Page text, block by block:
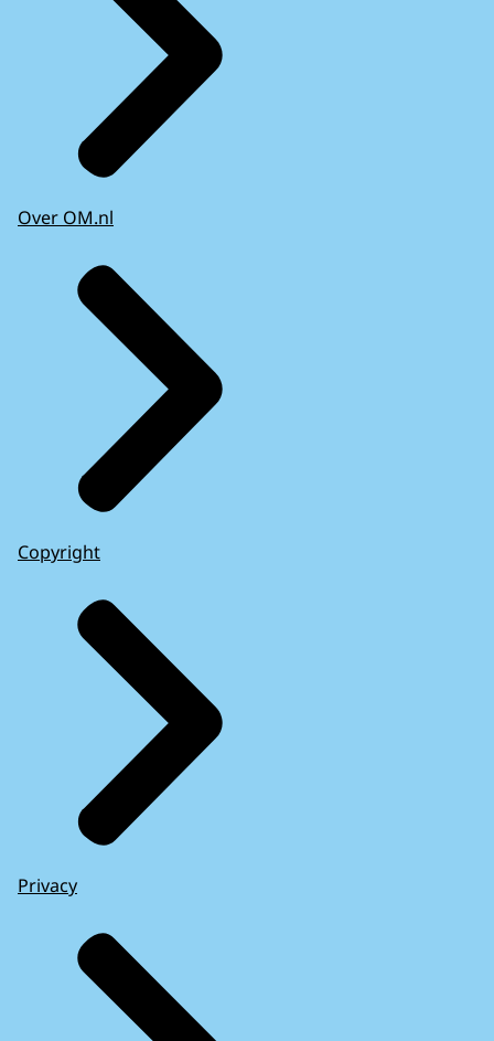
Over OM.nl
Copyright
Privacy